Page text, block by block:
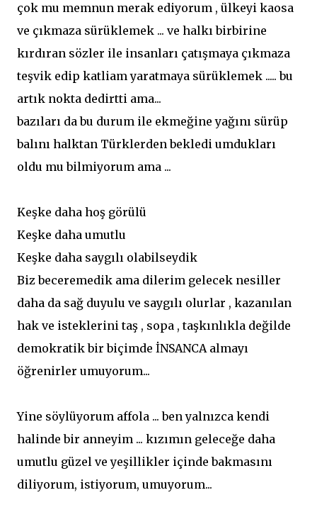
çok mu memnun merak ediyorum , ülkeyi kaosa
ve çıkmaza sürüklemek ... ve halkı birbirine
kırdıran sözler ile insanları çatışmaya çıkmaza
teşvik edip katliam yaratmaya sürüklemek ..... bu
artık nokta dedirtti ama...
bazıları da bu durum ile ekmeğine yağını sürüp
balını halktan Türklerden bekledi umdukları
oldu mu bilmiyorum ama ...
Keşke daha hoş görülü
Keşke daha umutlu
Keşke daha saygılı olabilseydik
Biz beceremedik ama dilerim gelecek nesiller
daha da sağ duyulu ve saygılı olurlar , kazanılan
hak ve isteklerini taş , sopa , taşkınlıkla değilde
demokratik bir biçimde İNSANCA almayı
öğrenirler umuyorum...
Yine söylüyorum affola ... ben yalnızca kendi
halinde bir anneyim ... kızımın geleceğe daha
umutlu güzel ve yeşillikler içinde bakmasını
diliyorum, istiyorum, umuyorum...